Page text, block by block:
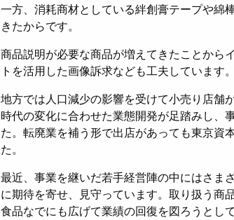
一方、消耗商材としている絆創膏テープや綿
きたからです。
商品説明が必要な商品が増えてきたことから
トを活用した画像訴求なども工夫しています。
地方では人口減少の影響を受けて小売り店舗
時代の変化に合わせた業態開発が足踏みし、
た。転廃業を補う形で出店があっても東京資
た。
最近、事業を継いだ若手経営陣の中にはさま
に期待を寄せ、見守っています。取り扱う商
食品なでにも広げて業績の回復を図ろうとして